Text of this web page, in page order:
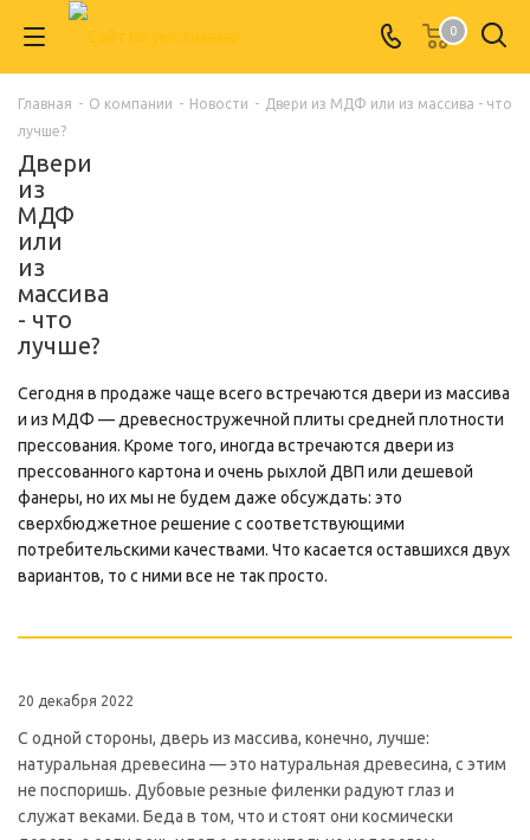
0
Главная - О компании - Новости - Двери из МДФ или из массива - что
лучше?
Двери
из
МДФ
или
из
массива
- что
лучше?
Сегодня в продаже чаще всего встречаются двери из массива
и из МДФ — древесностружечной плиты средней плотности
прессования. Кроме того, иногда встречаются двери из
прессованного картона и очень рыхлой ДВП или дешевой
фанеры, но их мы не будем даже обсуждать: это
сверхбюджетное решение с соответствующими
потребительскими качествами. Что касается оставшихся двух
вариантов, то с ними все не так просто.
20 декабря 2022
С одной стороны, дверь из массива, конечно, лучше:
натуральная древесина — это натуральная древесина, с этим
не поспоришь. Дубовые резные филенки радуют глаз и
служат веками. Беда в том, что и стоят они космически